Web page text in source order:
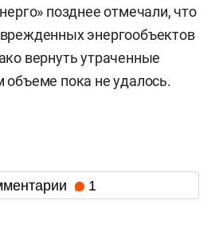
позднее отмечали, что
энергообъектов
вернуть утраченные
пока не удалось.
1